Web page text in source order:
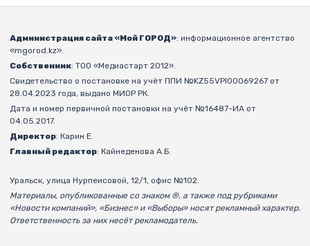
Администрация сайта «Мой ГОРОД»: информационное агентство
«mgorod.kz».
Собственник: ТОО «Медиастарт 2012».
Свидетельство о постановке на учёт ППИ №KZ55VPI00069267 от
28.04.2023 года, выдано МИОР РК.
Дата и номер первичной постановки на учёт №16487-ИА от
04.05.2017.
Директор: Карин Е.
Главный редактор: Кайнеденова А.Б.
Уральск, улица Нурпеисовой, 12/1, офис №102.
Материалы, опубликованные со знаком ®, а также под рубриками
«Новости компаний», «Бизнес» и «Выборы» носят рекламный характер.
Ответственность за них несёт рекламодатель.